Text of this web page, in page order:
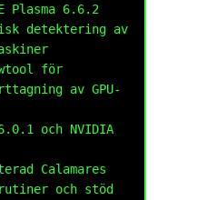
Plasma 6.6.2
detektering av
för
av GPU-
och NVIDIA
Calamares
och stöd